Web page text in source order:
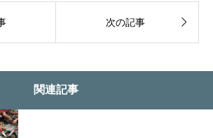
次の記事 
関連記事